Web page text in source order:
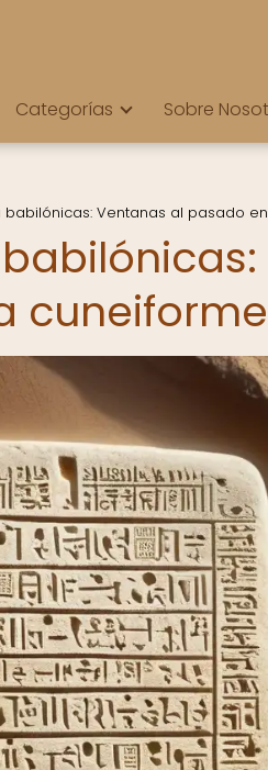
Categorías Sobre
babilónicas: Ventanas al pasado
cuneiforme